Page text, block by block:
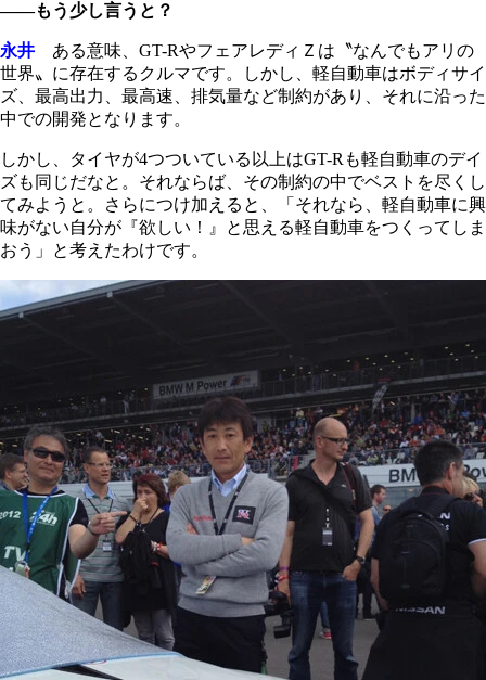
――もう少し言うと？
永井 ある意味、GT-RやフェアレディＺは〝なんでもアリの
世界〟に存在するクルマです。しかし、軽自動車はボディサイ
ズ、最高出力、最高速、排気量など制約があり、それに沿った
中での開発となります。
しかし、タイヤが4つついている以上はGT-Rも軽自動車のデイ
ズも同じだなと。それならば、その制約の中でベストを尽くし
てみようと。さらにつけ加えると、「それなら、軽自動車に興
味がない自分が『欲しい！』と思える軽自動車をつくってしま
おう」と考えたわけです。